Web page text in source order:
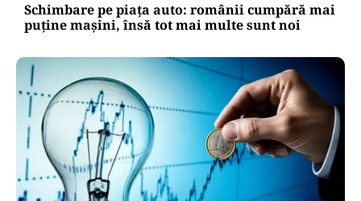
Schimbare pe piața auto: românii cumpără mai
puține mașini, însă tot mai multe sunt noi